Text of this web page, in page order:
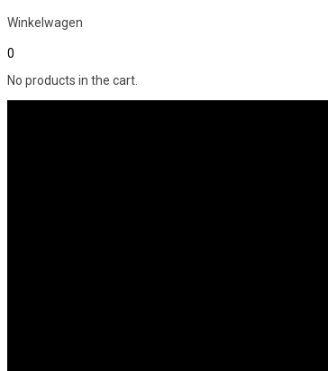
Winkelwagen
0
No products in the cart.